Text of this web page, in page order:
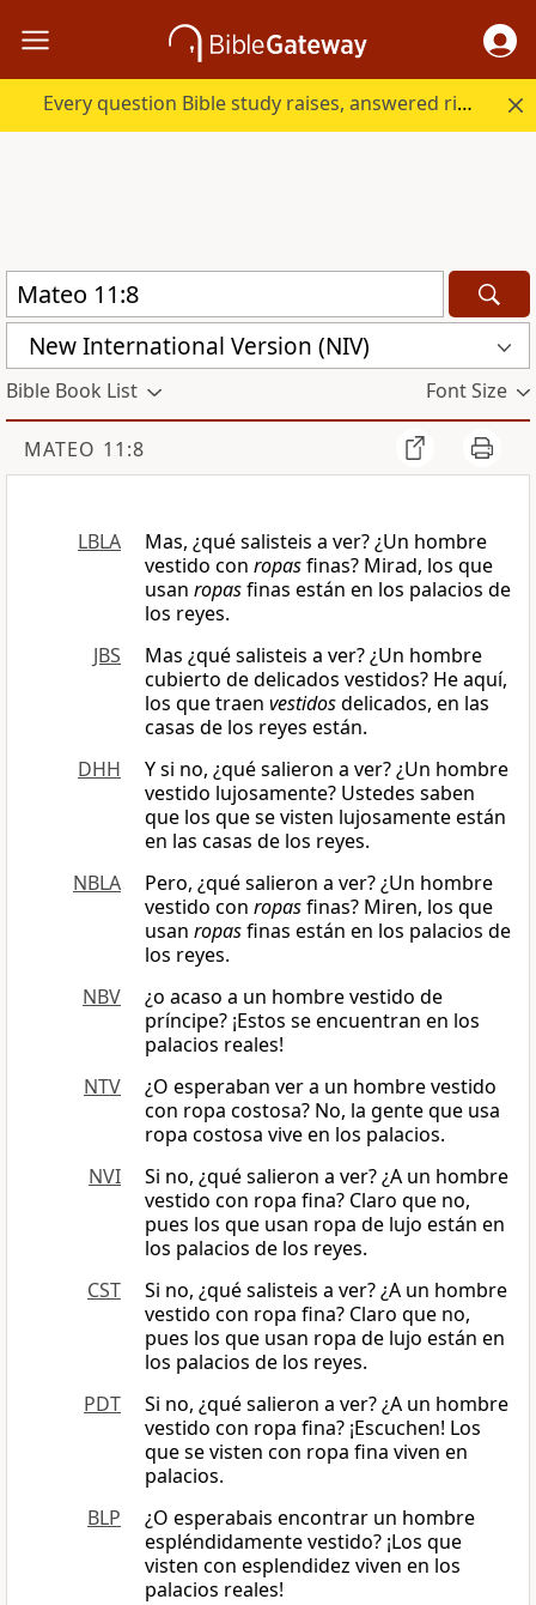
Every question Bible study raises, answered right here.
New International Version (NIV)
Bible Book List Font Size
MATEO 11:8
LBLA
Mas, ¿qué salisteis a ver? ¿Un hombre
vestido con ropasfinas? Mirad, los que
usan ropasfinas están en los palacios de
los reyes.
JBS
Mas ¿qué salisteis a ver? ¿Un hombre
cubierto de delicados vestidos? He aquí,
los que traen vestidosdelicados, en las
casas de los reyes están.
DHH
Y si no, ¿qué salieron a ver? ¿Un hombre
vestido lujosamente? Ustedes saben
que los que se visten lujosamente están
en las casas de los reyes.
NBLA
Pero, ¿qué salieron a ver? ¿Un hombre
vestido con ropasfinas? Miren, los que
usan ropasfinas están en los palacios de
los reyes.
NBV
¿o acaso a un hombre vestido de
príncipe? ¡Estos se encuentran en los
palacios reales!
NTV
¿O esperaban ver a un hombre vestido
con ropa costosa? No, la gente que usa
ropa costosa vive en los palacios.
NVI
Si no, ¿qué salieron a ver? ¿A un hombre
vestido con ropa fina? Claro que no,
pues los que usan ropa de lujo están en
los palacios de los reyes.
CST
Si no, ¿qué salisteis a ver? ¿A un hombre
vestido con ropa fina? Claro que no,
pues los que usan ropa de lujo están en
los palacios de los reyes.
PDT
Si no, ¿qué salieron a ver? ¿A un hombre
vestido con ropa fina? ¡Escuchen! Los
que se visten con ropa fina viven en
palacios.
BLP
¿O esperabais encontrar un hombre
espléndidamente vestido? ¡Los que
visten con esplendidez viven en los
palacios reales!